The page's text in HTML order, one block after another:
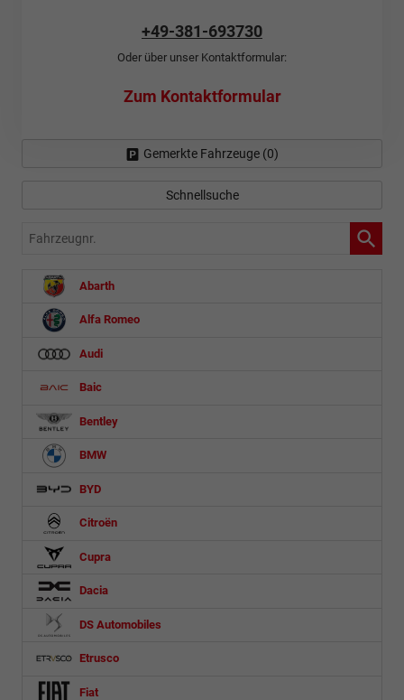
+49-381-693730
Oder über unser Kontaktformular:
Zum Kontaktformular
Gemerkte Fahrzeuge (0)
Schnellsuche
Fahrzeugnr.
Abarth
Alfa Romeo
Audi
Baic
Bentley
BMW
BYD
Citroën
Cupra
Dacia
DS Automobiles
Etrusco
Fiat